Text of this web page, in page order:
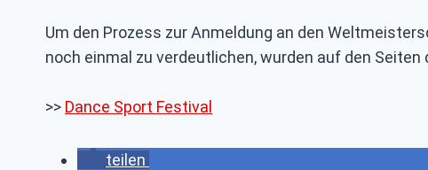
Um den Prozess zur Anmeldung an den
noch einmal zu verdeutlichen, wurden auf den
>> Dance Sport Festival
teilen